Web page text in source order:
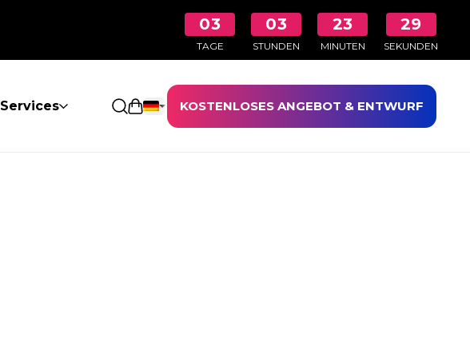
03
TAGE
03
STUNDEN
23
MINUTEN
28
SEKUNDEN
Services Einkaufswagen öffnen
KOSTENLOSES ANGEBOT & ENTWURF